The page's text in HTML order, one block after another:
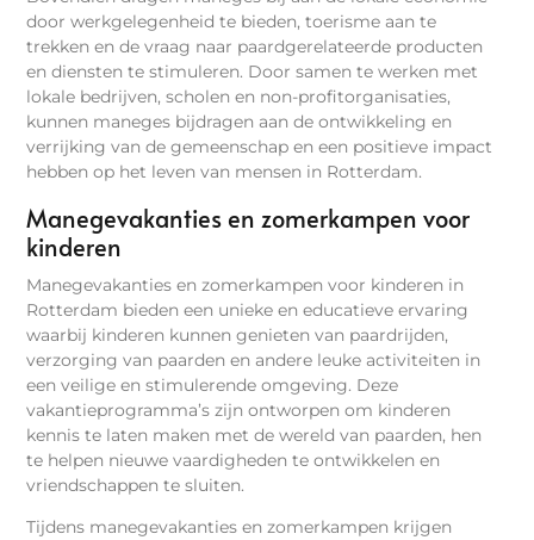
door werkgelegenheid te bieden, toerisme aan te
trekken en de vraag naar paardgerelateerde producten
en diensten te stimuleren. Door samen te werken met
lokale bedrijven, scholen en non-profitorganisaties,
kunnen maneges bijdragen aan de ontwikkeling en
verrijking van de gemeenschap en een positieve impact
hebben op het leven van mensen in Rotterdam.
Manegevakanties en zomerkampen voor
kinderen
Manegevakanties en zomerkampen voor kinderen in
Rotterdam bieden een unieke en educatieve ervaring
waarbij kinderen kunnen genieten van paardrijden,
verzorging van paarden en andere leuke activiteiten in
een veilige en stimulerende omgeving. Deze
vakantieprogramma’s zijn ontworpen om kinderen
kennis te laten maken met de wereld van paarden, hen
te helpen nieuwe vaardigheden te ontwikkelen en
vriendschappen te sluiten.
Tijdens manegevakanties en zomerkampen krijgen